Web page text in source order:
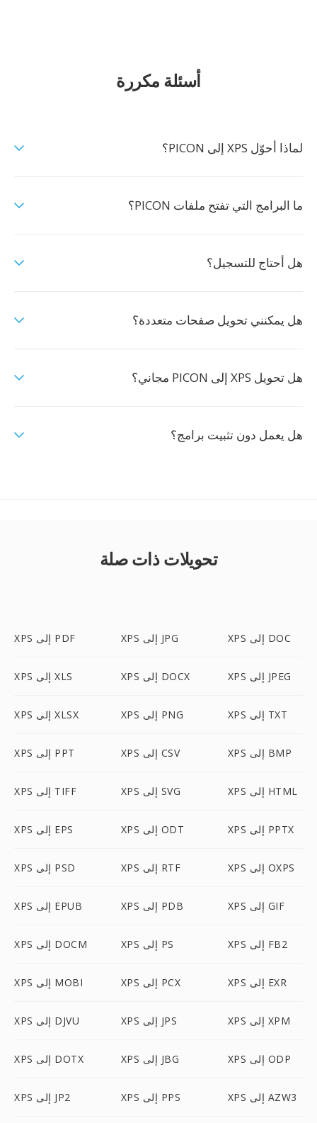
أسئلة مكررة
لماذا أحوّل XPS إلى PICON؟
ما البرامج التي تفتح ملفات PICON؟
هل أحتاج للتسجيل؟
هل يمكنني تحويل صفحات متعددة؟
هل تحويل XPS إلى PICON مجاني؟
هل يعمل دون تثبيت برامج؟
تحويلات ذات صلة
XPS إلى PDF XPS إلى JPG XPS إلى DOC
XPS إلى XLS XPS إلى DOCX XPS إلى JPEG
XPS إلى XLSX XPS إلى PNG XPS إلى TXT
XPS إلى PPT XPS إلى CSV XPS إلى BMP
XPS إلى TIFF XPS إلى SVG XPS إلى HTML
XPS إلى EPS XPS إلى ODT XPS إلى PPTX
XPS إلى PSD XPS إلى RTF XPS إلى OXPS
XPS إلى EPUB XPS إلى PDB XPS إلى GIF
XPS إلى DOCM XPS إلى PS XPS إلى FB2
XPS إلى MOBI XPS إلى PCX XPS إلى EXR
XPS إلى DJVU XPS إلى JPS XPS إلى XPM
XPS إلى DOTX XPS إلى JBG XPS إلى ODP
XPS إلى JP2 XPS إلى PPS XPS إلى AZW3